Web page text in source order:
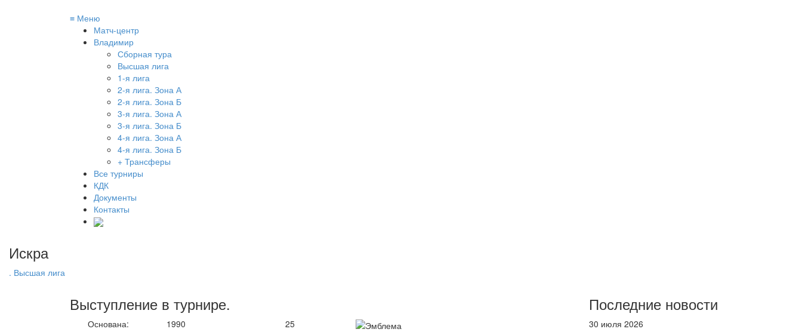
≡ Меню
Матч-центр
Владимир
Сборная тура
Высшая лига
1-я лига
2-я лига. Зона А
2-я лига. Зона Б
3-я лига. Зона А
3-я лига. Зона Б
4-я лига. Зона А
4-я лига. Зона Б
+ Трансферы
Все турниры
КДК
Документы
Контакты
Искра
. Высшая лига
Выступление в турнире.
Основана: 1990
25
Последние новости
30 июля 2026